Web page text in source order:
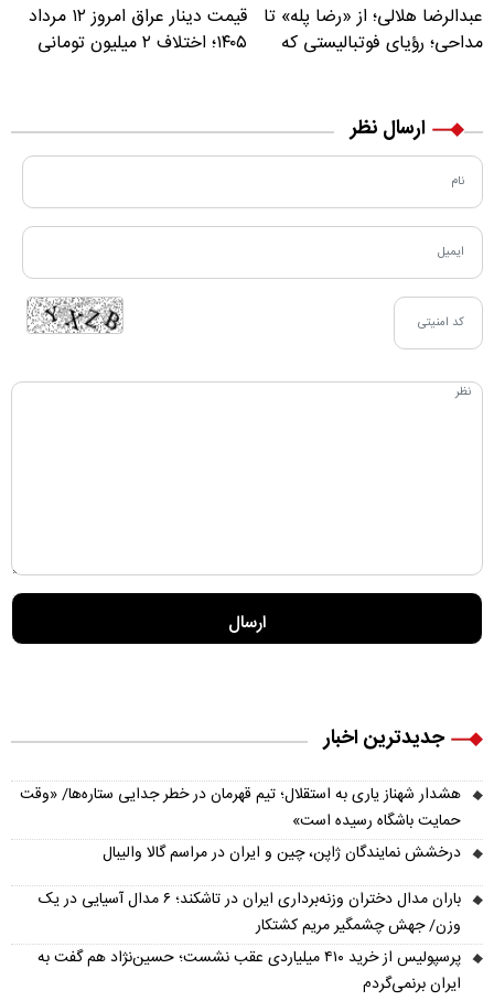
عبدالرضا هلالی؛ از «رضا پله» تا
مداحی؛ رؤیای فوتبالیستی که
قیمت دینار عراق امروز ۱۲ مرداد
۱۴۰۵؛ اختلاف ۲ میلیون تومانی
ارسال نظر
جدیدترین اخبار
هشدار شهناز یاری به استقلال؛ تیم قهرمان در خطر جدایی ستاره‌ها/ «وقت
حمایت باشگاه رسیده است»
درخشش نمایندگان ژاپن، چین و ایران در مراسم گالا والیبال
باران مدال دختران وزنه‌برداری ایران در تاشکند؛ ۶ مدال آسیایی در یک
وزن/ جهش چشمگیر مریم کشتکار
پرسپولیس از خرید ۴۱۰ میلیاردی عقب نشست؛ حسین‌نژاد هم گفت به
ایران برنمی‌گردم